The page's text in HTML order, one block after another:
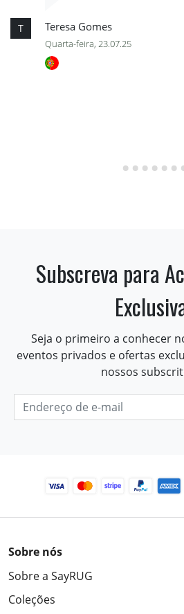
T Teresa Gomes
Quarta-feira, 23.07.25
Subscreva para
Seja o primeiro a conhecer
eventos privados e ofertas
nossos
Sobre nós
Sobre a SayRUG
Coleções